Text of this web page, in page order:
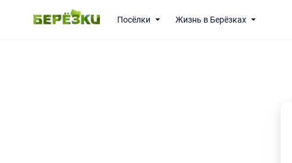
Посёлки Жизнь в Берёзках